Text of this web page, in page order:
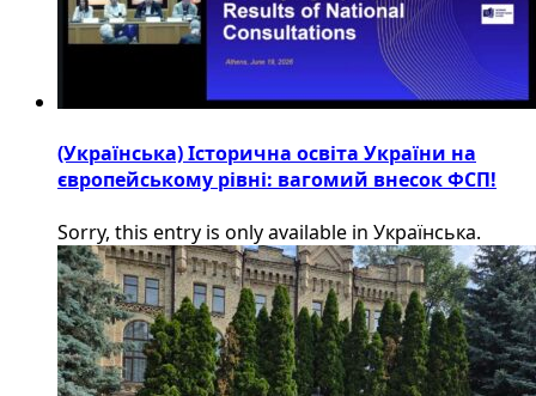
(Українська) Історична освіта України на
європейському рівні: вагомий внесок ФСП!
Sorry, this entry is only available in Українська.